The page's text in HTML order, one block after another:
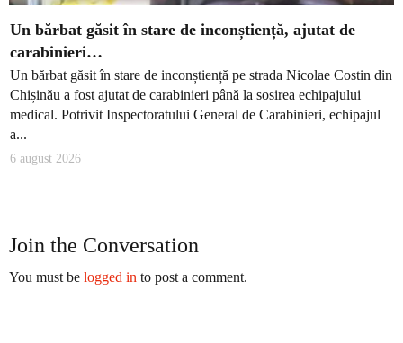
Un bărbat găsit în stare de inconștiență, ajutat de
carabinieri…
Un bărbat găsit în stare de inconștiență pe strada Nicolae Costin din
Chișinău a fost ajutat de carabinieri până la sosirea echipajului
medical. Potrivit Inspectoratului General de Carabinieri, echipajul
a...
6 august 2026
Join the Conversation
You must be logged in to post a comment.